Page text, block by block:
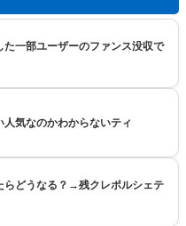
た一部ユーザーのファンス没収で
気なのかわからないティ
らどうなる？→残クレポルシェテ